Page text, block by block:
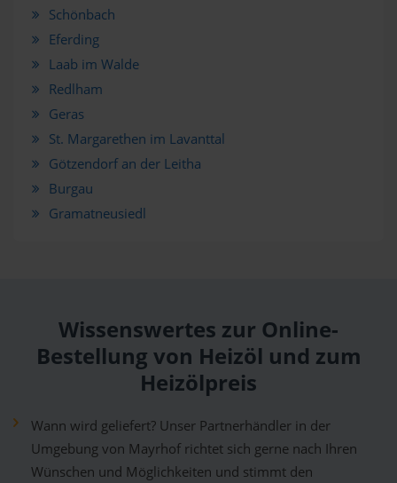
Schönbach
Eferding
Laab im Walde
Redlham
Geras
St. Margarethen im Lavanttal
Götzendorf an der Leitha
Burgau
Gramatneusiedl
Wissenswertes zur Online-
Bestellung von Heizöl und zum
Heizölpreis
Wann wird geliefert? Unser Partnerhändler in der
Umgebung von Mayrhof richtet sich gerne nach Ihren
Wünschen und Möglichkeiten und stimmt den